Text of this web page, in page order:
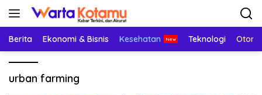
Langsung
Berita Ekonomi & Bisnis Kesehatan Teknologi
urban farming